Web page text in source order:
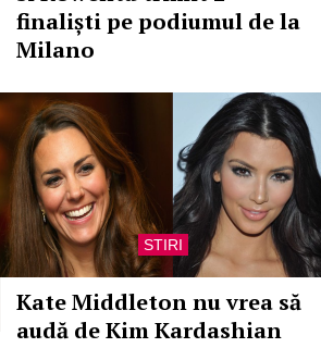
finaliști pe podiumul de la
Milano
STIRI
Kate Middleton nu vrea să
audă de Kim Kardashian